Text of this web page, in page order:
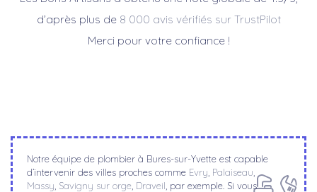
d’après plus de 8 000 avis vérifiés sur TrustPilot
Merci pour votre confiance !
Notre équipe de plombier à Bures-sur-Yvette est capable
d’intervenir des villes proches comme Evry Palaiseau
Massy Savigny sur orge Draveil , par exemple. Si vous